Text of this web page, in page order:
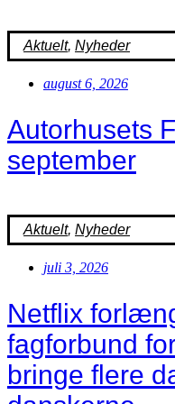
Aktuelt, Nyheder
august 6, 2026
Autorhusets
september
Aktuelt, Nyheder
juli 3, 2026
Netflix
fagforbund
bringe flere